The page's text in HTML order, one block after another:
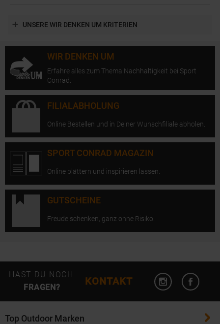
UNSERE WIR DENKEN UM KRITERIEN
WIR DENKEN UM
Erfahre alles zum Thema Nachhaltigkeit bei Sport
Conrad.
FILIALABHOLUNG
Online Bestellen und in Deiner Wunschfiliale abholen.
SPORT CONRAD MAGAZIN
Online blättern und inspirieren lassen.
GUTSCHEINE
Freude schenken, ganz ohne Risiko.
HAST DU NOCH
FRAGEN?
KONTAKT
Instagram
Top Outdoor Marken